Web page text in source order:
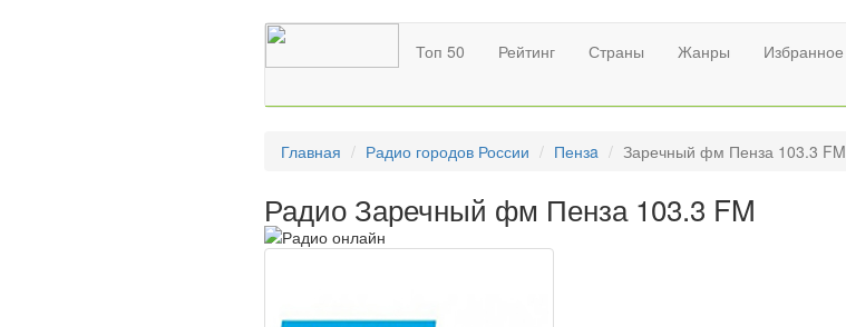
Топ 50 Рейтинг Страны Жанры Избранное
Главная Радио городов России Пензa Заречный фм Пенза 103.3 FM
Радио Заречный фм Пенза 103.3 FM